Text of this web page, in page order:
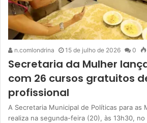
n.comlondrina 15 de julho de 2026 0
Secretaria da Mulher
com 26 cursos gratuitos
profissional
A Secretaria Municipal de Políticas para as
realiza na segunda-feira (20), às 13h30, no